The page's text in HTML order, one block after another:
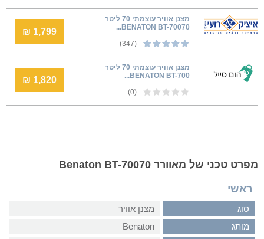
מצנן אוויר עוצמתי 70 ליטר
BENATON BT-70070...
(347)
1,799 ₪
מצנן אוויר עוצמתי 70 ליטר
BENATON BT-700...
(0)
1,820 ₪
מפרט טכני של מאוורר Benaton BT-70070
ראשי
סוג
מצנן אוויר
מותג
Benaton